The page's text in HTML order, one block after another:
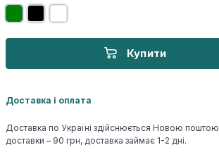
Купити
Доставка і оплата
Доставка по Україні здійснюється Новою поштою.
доставки – 90 грн, доставка займає 1-2 дні.